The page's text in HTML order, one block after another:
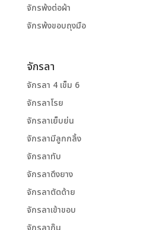
จักรพ้งต่อผ้า
จักรพ้งขอบถุงมือ
จักรลา
จักรลา 4 เข็ม 6
จักรลาโรย
จักรลาเย็บย่น
จักรลามีลูกกลิ้ง
จักรลาทับ
จักรลาดึงยาง
จักรลาตัดด้าย
จักรลาเข้าขอบ